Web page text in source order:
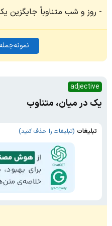
روز و شب متناوباً جایگزین
adjective
یک در میان، متناوب
تبلیغات (تبلیغات را حذف کنید)